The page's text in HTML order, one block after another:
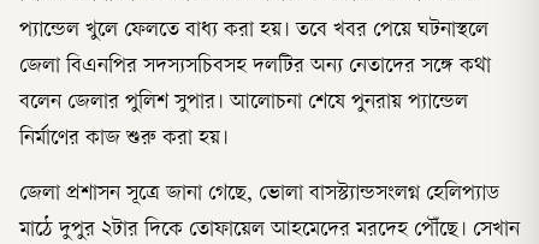
প্যান্ডেল খুলে ফেলতে বাধ্য করা হয়। তবে খবর পেয়ে ঘটনাস্থলে
জেলা বিএনপির সদস্যসচিবসহ দলটির অন্য নেতাদের সঙ্গে কথা
বলেন জেলার পুলিশ সুপার। আলোচনা শেষে পুনরায় প্যান্ডেল
নির্মাণের কাজ শুরু করা হয়।
জেলা প্রশাসন সূত্রে জানা গেছে, ভোলা বাসস্ট্যান্ডসংলগ্ন হেলিপ্যাড
মাঠে দুপুর ২টার দিকে তোফায়েল আহমেদের মরদেহ পৌঁছে। সেখান